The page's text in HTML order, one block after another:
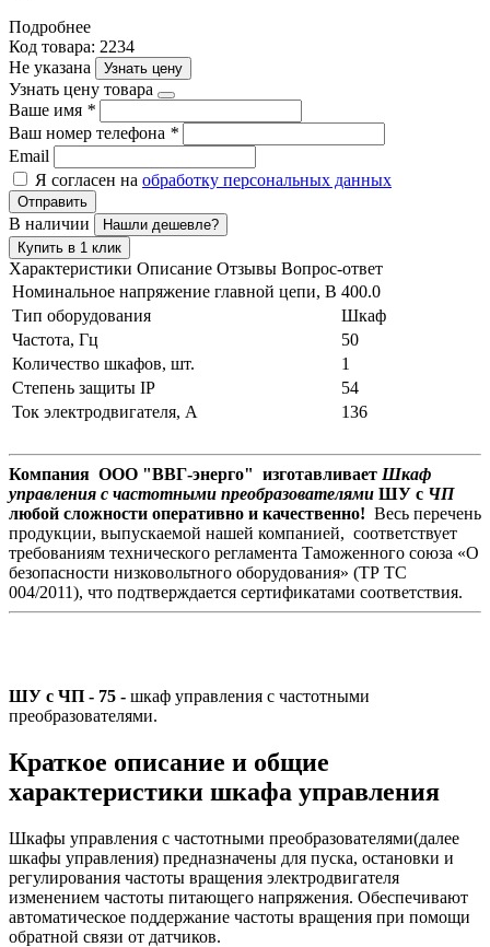
Подробнее
Код товара: 2234
Не указана
Узнать цену
Узнать цену товара
Ваше имя *
Ваш номер телефона *
Email
Я согласен на обработку персональных данных
Отправить
В наличии
Нашли дешевле?
Купить в 1 клик
Характеристики Описание Отзывы Вопрос-ответ
Номинальное напряжение главной цепи, В 400.0
Тип оборудования
Шкаф
Частота, Гц
50
Количество шкафов, шт.
1
Степень защиты IP
54
Ток электродвигателя, А
136
Компания ООО "ВВГ-энерго" изготавливает Шкаф
управления с частотными преобразователями ШУ с ЧП
любой сложности оперативно и качественно! Весь перечень
продукции, выпускаемой нашей компанией, соответствует
требованиям технического регламента Таможенного союза «О
безопасности низковольтного оборудования» (ТР ТС
004/2011), что подтверждается сертификатами соответствия.
ШУ с ЧП - 75 - шкаф управления с частотными
преобразователями.
Краткое описание и общие
характеристики шкафа управления
Шкафы управления с частотными преобразователями(далее
шкафы управления) предназначены для пуска, остановки и
регулирования частоты вращения электродвигателя
изменением частоты питающего напряжения. Обеспечивают
автоматическое поддержание частоты вращения при помощи
обратной связи от датчиков.